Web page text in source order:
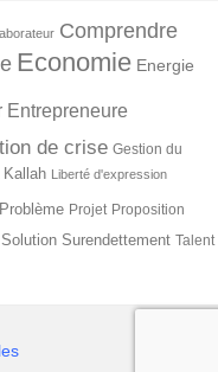
Comprendre
Economie Energie
Entrepreneure
de crise Gestion du
Kallah Liberté d'expression
Problème Projet Proposition
Solution Surendettement Talent